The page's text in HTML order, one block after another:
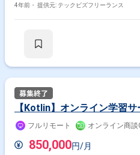
スティングサービス選定・環境構築 -
フェーズでは、Vue.js,Nuxt.jsを中心
次期案件への提案サポートなどを実施いただきます
いエンジニア集団を組織して、 エン
ンを取り、 日々新しいものにチャレ
トを進めております。 開発環境:・開発言
語:HTML,CSS,JavaScript,TypeScript
ンフラストラクチャ:AWS,Firebase ・
ア
4年前・ 提供元: テックビズフリーランス
【Kotlin】オンライン学習
フルリモート オンライン商談
850,000円/月